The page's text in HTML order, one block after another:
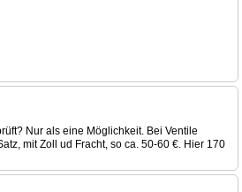
Nur als eine Möglichkeit. Bei Ventile
mit Zoll ud Fracht, so ca. 50-60 €. Hier 170